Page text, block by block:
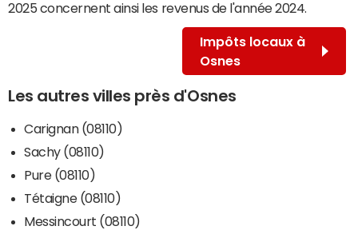
2025 concernent ainsi les revenus de l'année 2024.
Impôts locaux à
Osnes
Les autres villes près d'Osnes
Carignan (08110)
Sachy (08110)
Pure (08110)
Tétaigne (08110)
Messincourt (08110)